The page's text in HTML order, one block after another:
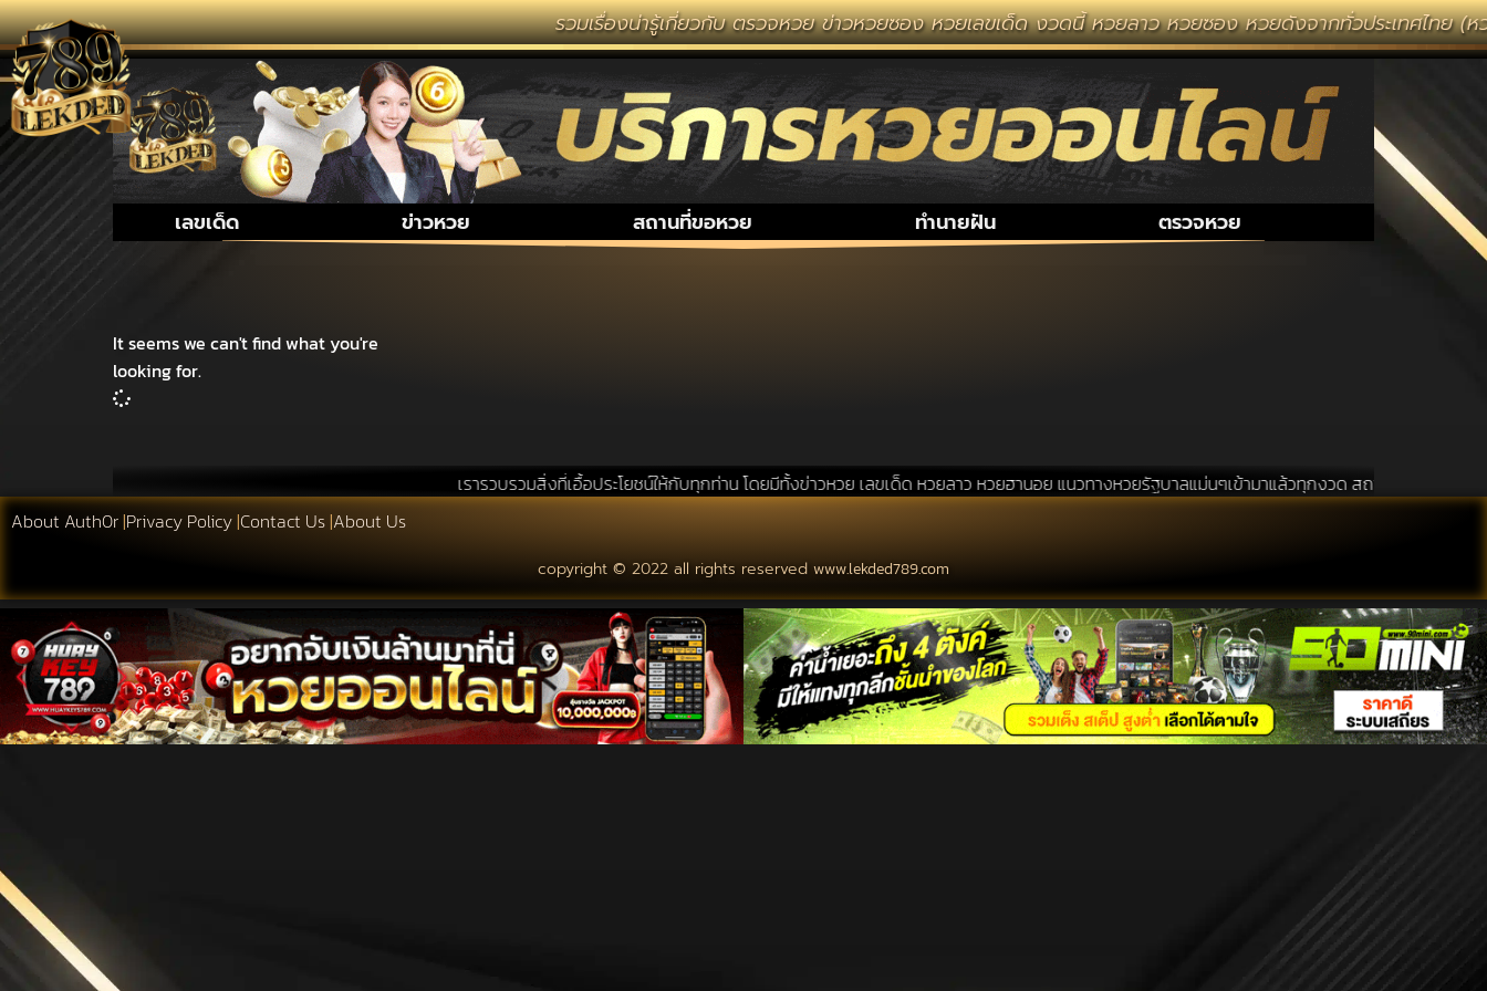
รวมเรื่องน่ารู้เกี่ยวกับ ตรวจหวย ข่าวหวยซอง หวยเลขเด็ด งวดนี้ หวยลาว หวยซอง หวยดังจากทั่วประเทศไทย (หวยไ
เลขเด็ด ข่าวหวย สถานที่ขอหวย ทำนายฝัน ตรวจหวย
It seems we can't find what you're
looking for.
เรารวบรวมสิ่งที่เอื้อประโยชน์ให้กับทุกท่าน โดยมีทั้งข่าวหวย เลขเด็ด หวยลาว หวยฮานอย แนวทางหวยรัฐบาลแม่นๆเข้ามาแล้วทุกงวด สถานที่ขอหวย
About Auth0r|Privacy Policy|Contact Us|About Us
copyright © 2022 all rights reserved www.lekded789.com